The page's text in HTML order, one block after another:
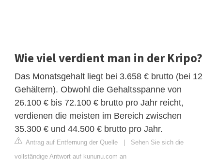
Wie viel verdient man in der Kripo?
Das Monatsgehalt liegt bei 3.658 € brutto (bei 12
Gehältern). Obwohl die Gehaltsspanne von
26.100 € bis 72.100 € brutto pro Jahr reicht,
verdienen die meisten im Bereich zwischen
35.300 € und 44.500 € brutto pro Jahr.
Antrag auf Entfernung der Quelle | Sehen Sie sich die
vollständige Antwort auf kununu.com an